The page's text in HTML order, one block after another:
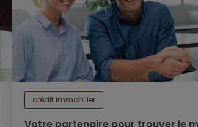
crédit immobilier